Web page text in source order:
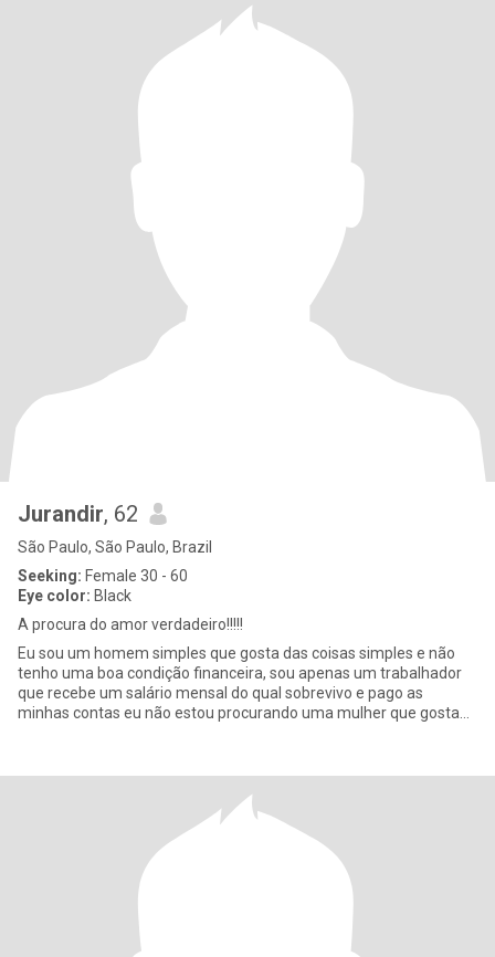
Jurandir, 62
São Paulo, São Paulo, Brazil
Seeking: Female 30 - 60
Eye color: Black
A procura do amor verdadeiro!!!!!
Eu sou um homem simples que gosta das coisas simples e não
tenho uma boa condição financeira, sou apenas um trabalhador
que recebe um salário mensal do qual sobrevivo e pago as
minhas contas eu não estou procurando uma mulher que gosta